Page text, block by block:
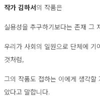
작가 김하서의 작품은
실용성을 추구하기보다는 존재 그
우리가 사회의 일원으로 단체에
것처럼,
그의 작품도 접하는 이에게 생각
았다고 말합니다.